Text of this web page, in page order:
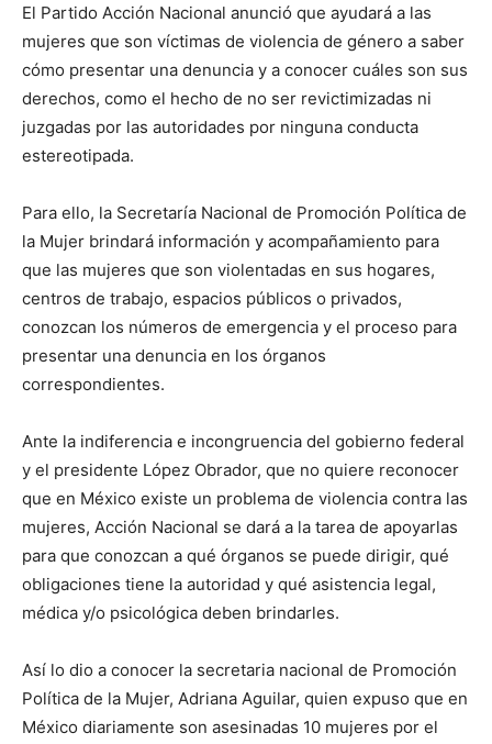
El Partido Acción Nacional anunció que ayudará a las
mujeres que son víctimas de violencia de género a saber
cómo presentar una denuncia y a conocer cuáles son sus
derechos, como el hecho de no ser revictimizadas ni
juzgadas por las autoridades por ninguna conducta
estereotipada.
Para ello, la Secretaría Nacional de Promoción Política de
la Mujer brindará información y acompañamiento para
que las mujeres que son violentadas en sus hogares,
centros de trabajo, espacios públicos o privados,
conozcan los números de emergencia y el proceso para
presentar una denuncia en los órganos
correspondientes.
Ante la indiferencia e incongruencia del gobierno federal
y el presidente López Obrador, que no quiere reconocer
que en México existe un problema de violencia contra las
mujeres, Acción Nacional se dará a la tarea de apoyarlas
para que conozcan a qué órganos se puede dirigir, qué
obligaciones tiene la autoridad y qué asistencia legal,
médica y/o psicológica deben brindarles.
Así lo dio a conocer la secretaria nacional de Promoción
Política de la Mujer, Adriana Aguilar, quien expuso que en
México diariamente son asesinadas 10 mujeres por el